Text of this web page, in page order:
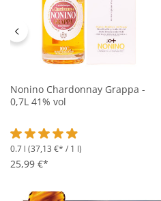
Nonino Chardonnay Grappa -
0,7L 41% vol
Durchschnittliche Bewertung
0.7 l (37,13 €* / 1 l)
25,99 €*